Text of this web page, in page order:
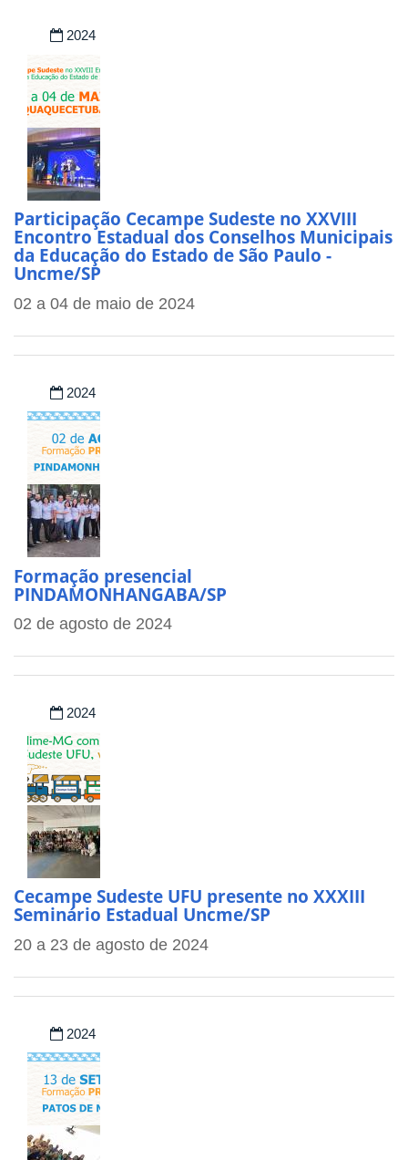
2024
Participação Cecampe Sudeste no XXVIII
Encontro Estadual dos Conselhos Municipais
da Educação do Estado de São Paulo -
Uncme/SP
02 a 04 de maio de 2024
2024
Formação presencial
PINDAMONHANGABA/SP
02 de agosto de 2024
2024
Cecampe Sudeste UFU presente no XXXIII
Seminário Estadual Uncme/SP
20 a 23 de agosto de 2024
2024